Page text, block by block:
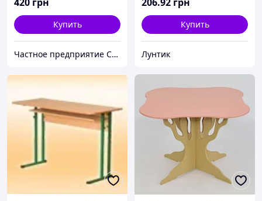
Купить
Частное предприятие София Мед
Купить
Лунтик